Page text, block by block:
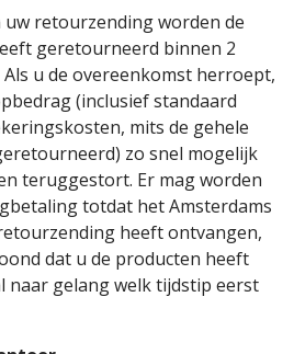
retourzending worden de
geretourneerd binnen 2
u de overeenkomst herroept,
(inclusief standaard
mits de gehele
zo snel mogelijk
teruggestort. Er mag worden
totdat het Amsterdams
heeft ontvangen,
dat u de producten heeft
naar gelang welk tijdstip eerst